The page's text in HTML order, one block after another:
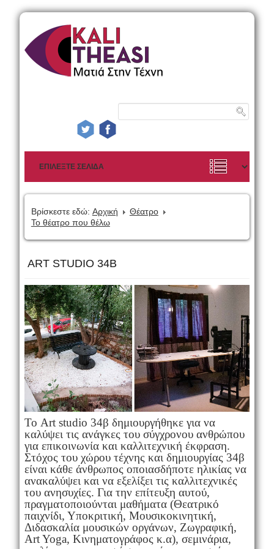
Βρίσκεστε εδώ: Αρχική
Θέατρο
Το θέατρο που θέλω
ART STUDIO 34B
Το Art studio 34β δημιουργήθηκε για να
καλύψει τις ανάγκες του σύγχρονου ανθρώπου
για επικοινωνία και καλλιτεχνική έκφραση.
Στόχος του χώρου τέχνης και δημιουργίας 34β
είναι κάθε άνθρωπος οποιασδήποτε ηλικίας να
ανακαλύψει και να εξελίξει τις καλλιτεχνικές
του ανησυχίες. Για την επίτευξη αυτού,
πραγματοποιούνται μαθήματα (Θεατρικό
παιχνίδι, Υποκριτική, Μουσικοκινητική,
Διδασκαλία μουσικών οργάνων, Ζωγραφική,
Art Yoga, Κινηματογράφος κ.α), σεμινάρια,